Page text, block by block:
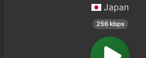
Japan
256 kbps